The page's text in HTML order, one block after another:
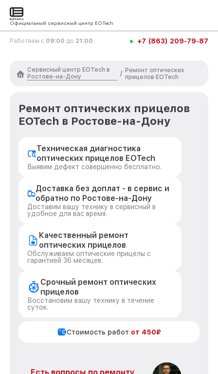
Официальный сервисный центр EOTech
Работаем с 09:00 до 21:00 +7 (863) 209-79-87
Сервисный центр EOTech в
Ростове-на-Дону
/ Ремонт оптических
прицелов EOTech
Ремонт оптических прицелов
EOTech в Ростове-на-Дону
Техническая диагностика
оптических прицелов EOTech
Выявим дефект совершенно бесплатно.
Доставка без доплат - в сервис и
обратно по Ростове-на-Дону
Доставим вашу технику в сервисный в
удобное для вас время.
Качественный ремонт
оптических прицелов
Обслуживаем оптические прицелы с
гарантией 36 месяцев.
Срочный ремонт оптических
прицелов
Восстановим вашу технику в течение
суток.
Стоимость работ от 450₽